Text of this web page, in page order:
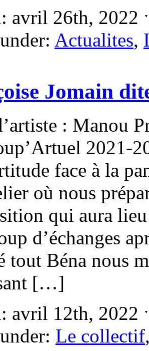
avril 26th, 2022
Actualites,
Jomain
: Manou
2021-
face à la
où nous
qui aura
d’échanges
tout Béna nous
[…]
avril 12th, 2022
Le collectif